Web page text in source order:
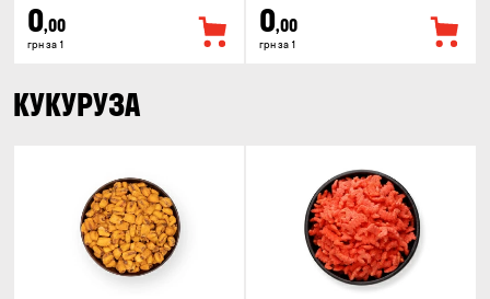
0,00
грн за 1
0,00
грн за 1
КУКУРУЗА